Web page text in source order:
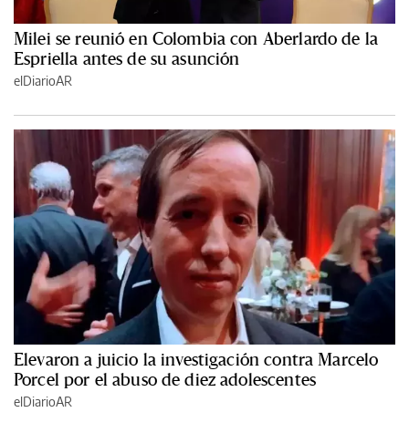
Milei se reunió en Colombia con Aberlardo de la
Espriella antes de su asunción
elDiarioAR
Elevaron a juicio la investigación contra Marcelo
Porcel por el abuso de diez adolescentes
elDiarioAR